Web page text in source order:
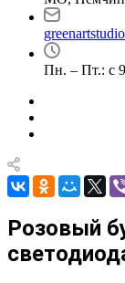
Пн. – Пт.: с
Розовый